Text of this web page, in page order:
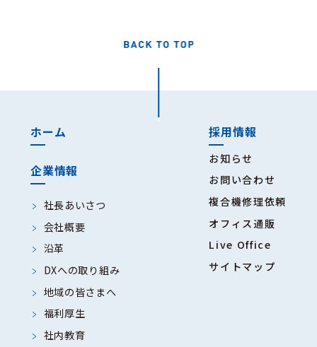
ホーム
企業情報
社長あいさつ
会社概要
沿革
DXへの取り組み
地域の皆さまへ
福利厚生
社内教育
採用情報
お知らせ
お問い合わせ
複合機修理依頼
オフィス通販
Live Office
サイトマップ